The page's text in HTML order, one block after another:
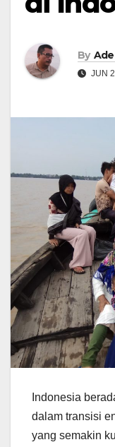
By
JUN
Indonesia
dalam transisi
yang semakin